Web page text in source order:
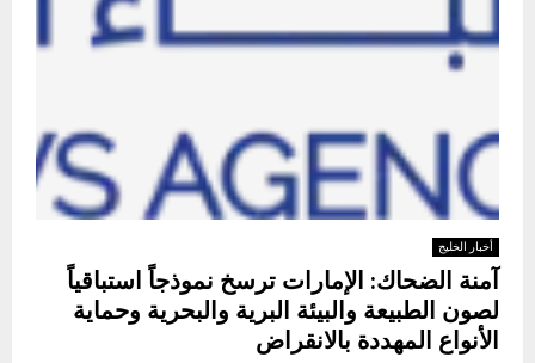
أخبار الخليج
آمنة الضحاك: الإمارات ترسخ نموذجاً استباقياً
لصون الطبيعة والبيئة البرية والبحرية وحماية
الأنواع المهددة بالانقراض